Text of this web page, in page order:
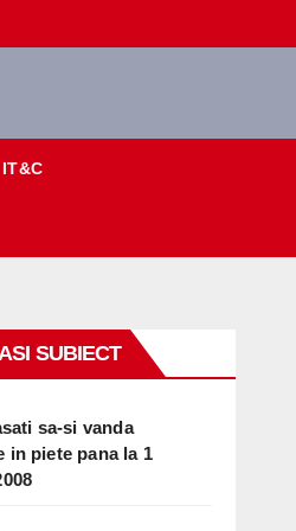
IT&C
SUBIECT
sa-si vanda
in piete pana la 1